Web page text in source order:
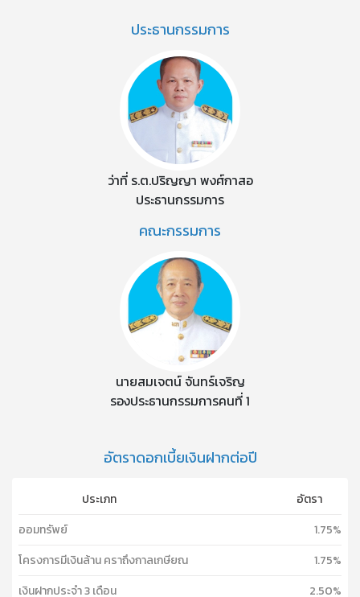
ประธานกรรมการ
ว่าที่ ร.ต.ปริญญา พงศ์กาสอ
ประธานกรรมการ
คณะกรรมการ
นายสมเจตน์ จันทร์เจริญ
รองประธานกรรมการคนที่ 1
อัตราดอกเบี้ยเงินฝากต่อปี
ประเภท
อัตรา
ออมทรัพย์
1.75%
โครงการมีเงินล้าน คราถึงกาลเกษียณ
1.75%
เงินฝากประจำ 3 เดือน
2.50%